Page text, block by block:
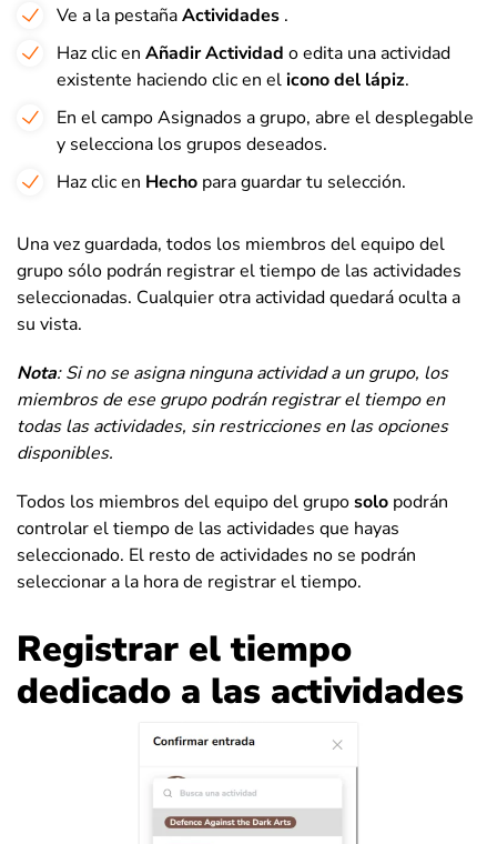
Ve a la pestañaActividades .
Haz clic en Añadir Actividad o edita una actividad
existente haciendo clic en elicono del lápiz.
En el campo Asignados a grupo, abre el desplegable
y selecciona los grupos deseados.
Haz clic en Hecho para guardar tu selección.
Una vez guardada, todos los miembros del equipo del
grupo sólo podrán registrar el tiempo de las actividades
seleccionadas. Cualquier otra actividad quedará oculta a
su vista.
Nota: Si no se asigna ninguna actividad a un grupo, los
miembros de ese grupo podrán registrar el tiempo en
todas las actividades, sin restricciones en las opciones
disponibles.
Todos los miembros del equipo del gruposolo podrán
controlar el tiempo de las actividades que hayas
seleccionado. El resto de actividades no se podrán
seleccionar a la hora de registrar el tiempo.
Registrar el tiempo
dedicado a las actividades